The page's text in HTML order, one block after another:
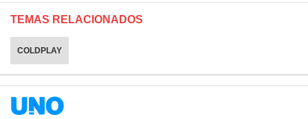
TEMAS RELACIONADOS
COLDPLAY